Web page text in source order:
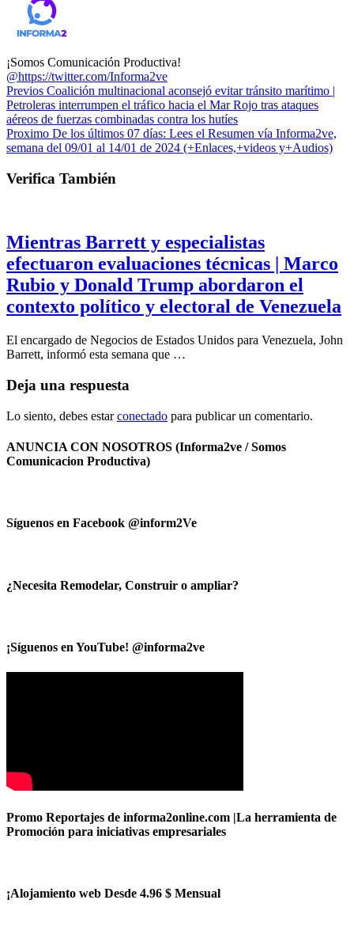
¡Somos Comunicación Productiva!
@https://twitter.com/Informa2ve
Previos Coalición multinacional aconsejó evitar tránsito marítimo |
Petroleras interrumpen el tráfico hacia el Mar Rojo tras ataques
aéreos de fuerzas combinadas contra los hutíes
Proximo De los últimos 07 días: Lees el Resumen vía Informa2ve,
semana del 09/01 al 14/01 de 2024 (+Enlaces,+videos y+Audios)
Verifica También
Mientras Barrett y especialistas
efectuaron evaluaciones técnicas | Marco
Rubio y Donald Trump abordaron el
contexto político y electoral de Venezuela
El encargado de Negocios de Estados Unidos para Venezuela, John
Barrett, informó esta semana que …
Deja una respuesta
Lo siento, debes estarconectado para publicar un comentario.
ANUNCIA CON NOSOTROS (Informa2ve / Somos
Comunicacion Productiva)
Síguenos en Facebook @inform2Ve
¿Necesita Remodelar, Construir o ampliar?
¡Síguenos en YouTube! @informa2ve
Promo Reportajes de informa2online.com |La herramienta de
Promoción para iniciativas empresariales
¡Alojamiento web Desde 4.96 $ Mensual